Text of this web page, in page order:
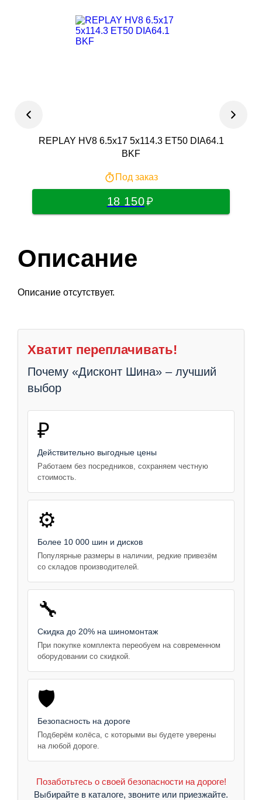
REPLAY HV8 6.5x17 5x114.3 ET50 DIA64.1
BKF
Под заказ
18 150
Описание
Описание отсутствует.
Хватит переплачивать!
Почему «Дисконт Шина» – лучший
выбор
₽
Действительно выгодные цены
Работаем без посредников, сохраняем честную
стоимость.
⚙️
Более 10 000 шин и дисков
Популярные размеры в наличии, редкие привезём
со складов производителей.
🔧
Скидка до 20% на шиномонтаж
При покупке комплекта переобуем на современном
оборудовании со скидкой.
🛡️
Безопасность на дороге
Подберём колёса, с которыми вы будете уверены
на любой дороге.
Позаботьтесь о своей безопасности на дороге!
Выбирайте в каталоге, звоните или приезжайте.